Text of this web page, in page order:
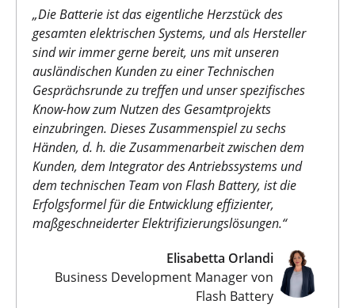
„Die Batterie ist das eigentliche Herzstück des
gesamten elektrischen Systems, und als Hersteller
sind wir immer gerne bereit, uns mit unseren
ausländischen Kunden zu einer Technischen
Gesprächsrunde zu treffen und unser spezifisches
Know-how zum Nutzen des Gesamtprojekts
einzubringen. Dieses Zusammenspiel zu sechs
Händen, d. h. die Zusammenarbeit zwischen dem
Kunden, dem Integrator des Antriebssystems und
dem technischen Team von Flash Battery, ist die
Erfolgsformel für die Entwicklung effizienter,
maßgeschneiderter Elektrifizierungslösungen.“
Elisabetta Orlandi
Business Development Manager von
Flash Battery